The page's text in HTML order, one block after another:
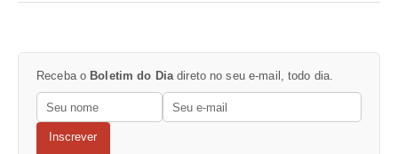
Receba o Boletim do Dia direto no seu e-mail, todo dia.
Inscrever